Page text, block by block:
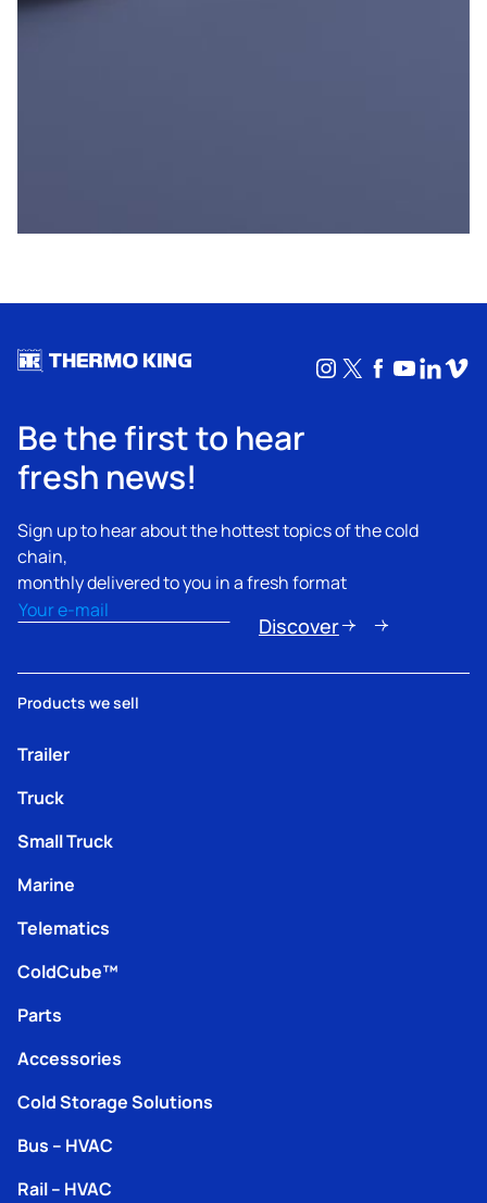
Instagram
X Facebook
Be the first to hear
fresh news!
Sign up to hear about the hottest topics of the cold
chain,
monthly delivered to you in a fresh format
Email(Obbligatorio)
Discover
Products we sell
Trailer
Truck
Small Truck
Marine
Telematics
ColdCube™
Parts
Accessories
Cold Storage Solutions
Bus – HVAC
Rail – HVAC